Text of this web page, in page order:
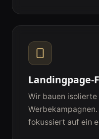
Landingpage-
Wir bauen
fokussiert auf ein